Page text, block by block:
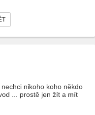
nikoho koho někdo
... prostě jen žít a mít